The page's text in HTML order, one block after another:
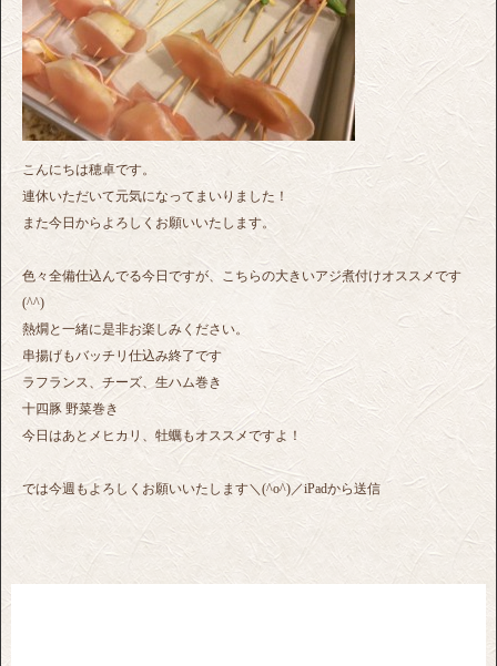
こんにちは穂卓です。
連休いただいて元気になってまいりました！
また今日からよろしくお願いいたします。
色々全備仕込んでる今日ですが、こちらの大きいアジ煮付けオススメです
(^^)
熱燗と一緒に是非お楽しみください。
串揚げもバッチリ仕込み終了です
ラフランス、チーズ、生ハム巻き
十四豚 野菜巻き
今日はあとメヒカリ、牡蠣もオススメですよ！
では今週もよろしくお願いいたします＼(^o^)／iPadから送信